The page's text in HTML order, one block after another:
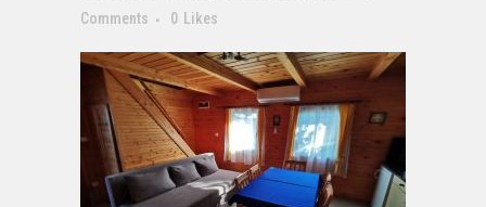
Comments
0 Likes